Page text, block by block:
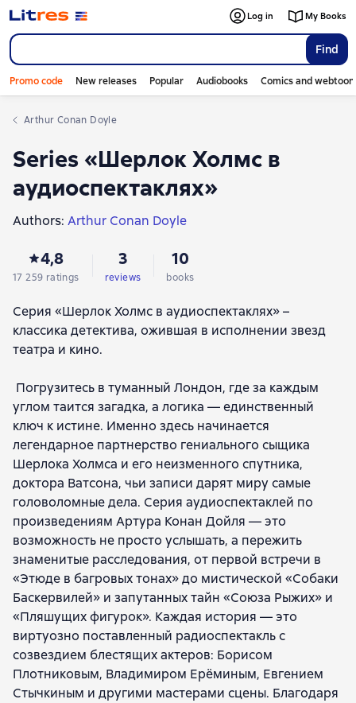
Find
Log in My Books
Promo code New releases Popular Audiobooks Comics and
Arthur Conan Doyle
Series «Шерлок Холмс в
аудиоспектаклях»
Authors: Arthur Conan Doyle
4,8
17 259 ratings
3
reviews
10
books
Серия «Шерлок Холмс в аудиоспектаклях» –
классика детектива, ожившая в исполнении звезд
театра и кино.
Погрузитесь в туманный Лондон, где за каждым
углом таится загадка, а логика — единственный
ключ к истине. Именно здесь начинается
легендарное партнерство гениального сыщика
Шерлока Холмса и его неизменного спутника,
доктора Ватсона, чьи записи дарят миру самые
головоломные дела. Серия аудиоспектаклей по
произведениям Артура Конан Дойля — это
возможность не просто услышать, а пережить
знаменитые расследования, от первой встречи в
«Этюде в багровых тонах» до мистической «Собаки
Баскервилей» и запутанных тайн «Союза Рыжих» и
«Пляшущих фигурок». Каждая история — это
виртуозно поставленный радиоспектакль с
созвездием блестящих актеров: Борисом
Плотниковым, Владимиром Ерёминым, Евгением
Стычкиным и другими мастерами сцены. Благодаря